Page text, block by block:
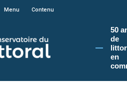
le site du Conservatoire du littoral, vous
Menu Contenu
50
de
en